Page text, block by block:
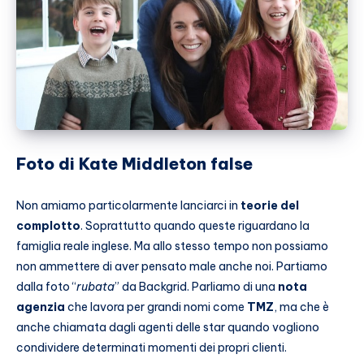
Foto di Kate Middleton false
Non amiamo particolarmente lanciarci in teorie del
complotto. Soprattutto quando queste riguardano la
famiglia reale inglese. Ma allo stesso tempo non possiamo
non ammettere di aver pensato male anche noi. Partiamo
dalla foto “rubata” da Backgrid. Parliamo di una nota
agenzia che lavora per grandi nomi come TMZ, ma che è
anche chiamata dagli agenti delle star quando vogliono
condividere determinati momenti dei propri clienti.